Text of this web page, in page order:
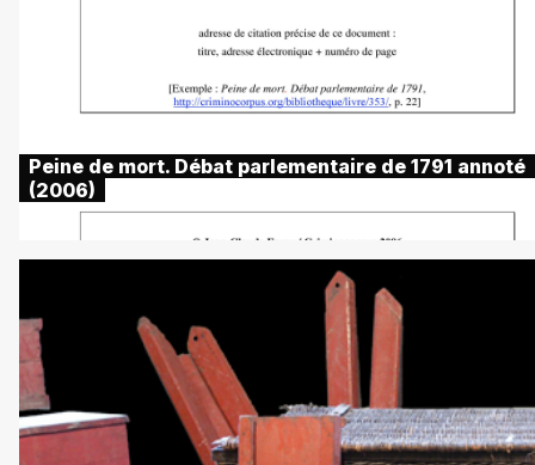
Peine de mort. Débat parlementaire de 1791 annoté
(2006)